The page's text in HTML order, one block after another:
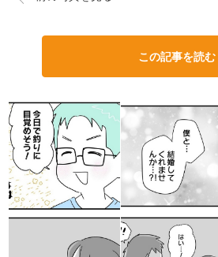
この記事を読む